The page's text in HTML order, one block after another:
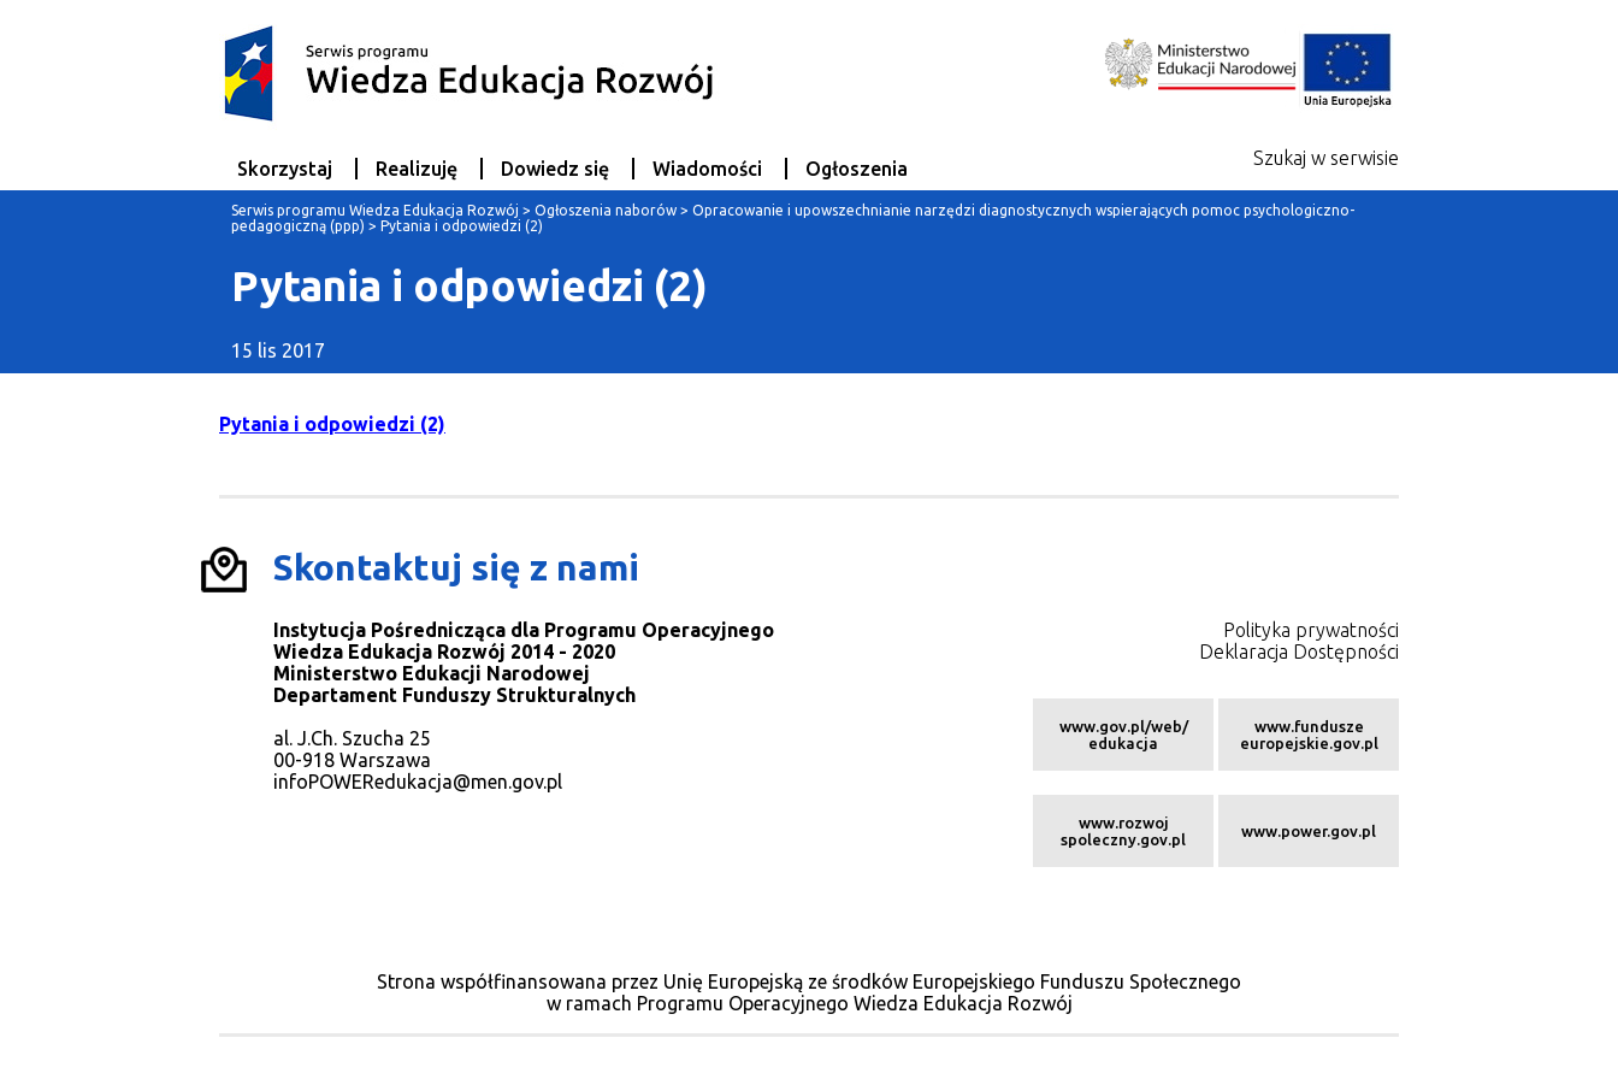
Skorzystaj Realizuję Dowiedz się Wiadomości Ogłoszenia Szukaj w serwisie
Serwis programu Wiedza Edukacja Rozwój > Ogłoszenia naborów > Opracowanie i upowszechnianie narzędzi diagnostycznych wspierających pomoc psychologiczno-
pedagogiczną (ppp) > Pytania i odpowiedzi (2)
Pytania i odpowiedzi (2)
15 lis 2017
Pytania i odpowiedzi (2)
Skontaktuj się z nami
Instytucja Pośrednicząca dla Programu Operacyjnego
Wiedza Edukacja Rozwój 2014 - 2020
Ministerstwo Edukacji Narodowej
Departament Funduszy Strukturalnych
al. J.Ch. Szucha 25
00-918 Warszawa
infoPOWERedukacja@men.gov.pl
Polityka prywatności
Deklaracja Dostępności
www.gov.pl/web/
edukacja
www.fundusze
europejskie.gov.pl
www.rozwoj
spoleczny.gov.pl
www.power.gov.pl
Strona współfinansowana przez Unię Europejską ze środków Europejskiego Funduszu Społecznego
w ramach Programu Operacyjnego Wiedza Edukacja Rozwój